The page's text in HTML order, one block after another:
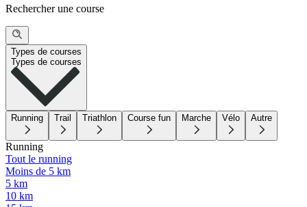
Rechercher une course
Types de courses
Types de courses
Running Trail Triathlon Course fun Marche Vélo Autre
Running
Tout le running
Moins de 5 km
5 km
10 km